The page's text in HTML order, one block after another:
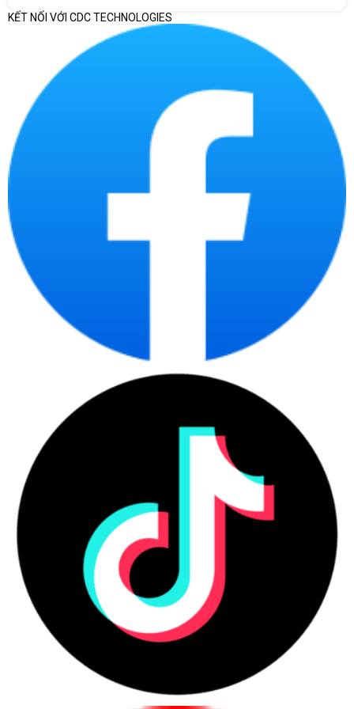
Cổng kết nối linh hoạt
Lenovo ThinkCentre M70t Gen 3 TWR 11TA0013VA được trang
bị nhiều cổng kết nối để người dùng có thể kết nối với các thiết
bị khác một cách linh hoạt. Đây là một số cổng kết nối được
tích hợp trên máy tính ở phần mặt trước 2x USB 3
2 Gen 1; 2x
USB 3.2 Gen 2; 1x USB-C 3.2 Gen 1 (15W charging); 1x
headphone / microphone combo jack (3.5mm); 1x microphone
(3.5mm) - Và cổng sau máy là 4x USB 2.0; 1x HDMI 2.1 TMDS;
2x DisplayPort 1.4; 1x Ethernet (RJ-45); 1x line-out (3.5mm).
Với các cổng kết nối đa dạng như vậy, Lenovo ThinkCentre
M70t Gen 3 cho phép người dùng kết nối với nhiều thiết bị khác
nhau và hoạt động một cách linh hoạt, đáp ứng tốt các nhu cầu
làm việc và giải trí.
Liên hệ với chúng tôi để nhận báo giá sản phẩm này sớm nhất
nhé!
KẾT NỐI VỚI CDC TECHNOLOGIES